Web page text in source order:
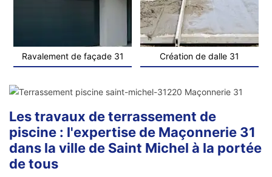
Ravalement de façade 31 Création de dalle 31
Les travaux de terrassement de
piscine : l'expertise de Maçonnerie 31
dans la ville de Saint Michel à la portée
de tous